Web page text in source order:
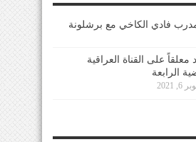
فادي الكاخي مع برشلونة
معلقاً على القناة العراقية
الرابعة
2021